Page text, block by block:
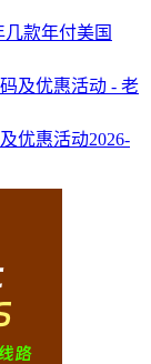
款年付美国
优惠活动2026-